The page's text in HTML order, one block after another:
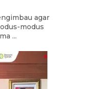
agar
modus
...